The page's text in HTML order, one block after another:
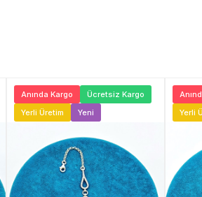
Anında Kargo
Ücretsiz Kargo
Yerli Üretim
Yeni
Yerli